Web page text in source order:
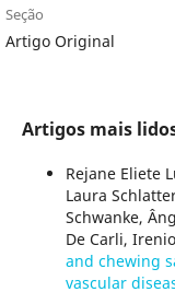
Seção
Artigo Original
Artigos mais
Rejane Eliete
Laura
Schwanke,
De Carli,
and chewing
vascular